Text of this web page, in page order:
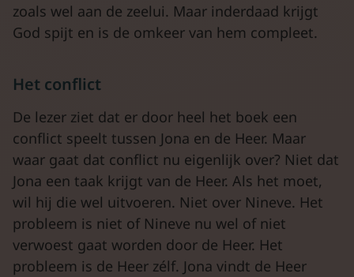
zoals wel aan de zeelui. Maar inderdaad krijgt
God spijt en is de omkeer van hem compleet.
Het conflict
De lezer ziet dat er door heel het boek een
conflict speelt tussen Jona en de Heer. Maar
waar gaat dat conflict nu eigenlijk over? Niet dat
Jona een taak krijgt van de Heer. Als het moet,
wil hij die wel uitvoeren. Niet over Nineve. Het
probleem is niet of Nineve nu wel of niet
verwoest gaat worden door de Heer. Het
probleem is de Heer zélf. Jona vindt de Heer